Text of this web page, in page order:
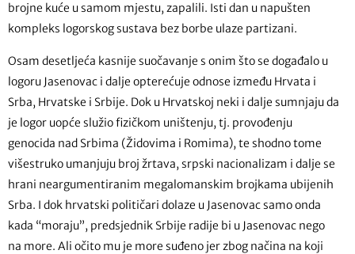
brojne kuće u samom mjestu, zapalili. Isti dan u napušten
kompleks logorskog sustava bez borbe ulaze partizani.
Osam desetljeća kasnije suočavanje s onim što se događalo u
logoru Jasenovac i dalje opterećuje odnose između Hrvata i
Srba, Hrvatske i Srbije. Dok u Hrvatskoj neki i dalje sumnjaju da
je logor uopće služio fizičkom uništenju, tj. provođenju
genocida nad Srbima (Židovima i Romima), te shodno tome
višestruko umanjuju broj žrtava, srpski nacionalizam i dalje se
hrani neargumentiranim megalomanskim brojkama ubijenih
Srba. I dok hrvatski političari dolaze u Jasenovac samo onda
kada “moraju”, predsjednik Srbije radije bi u Jasenovac nego
na more. Ali očito mu je more suđeno jer zbog načina na koji